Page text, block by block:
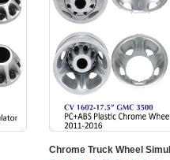
Chrome Truck Wheel